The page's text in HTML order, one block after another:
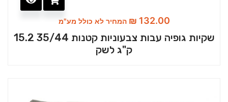
₪ 132.00 המחיר לא כולל מע"מ
שקיות גופיה עבות צבעוניות קטנות 35/44 15.2
ק"ג לשק